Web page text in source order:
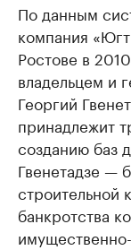
По данным
компания
Ростове в
владельцем и
Георгий
принадлежит
созданию баз
Гвенетадзе —
строительной
банкротства